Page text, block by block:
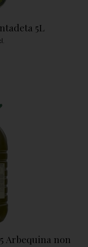
5L
Arbequina non